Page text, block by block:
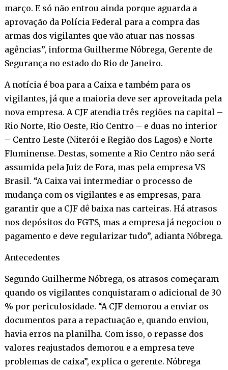
março. E só não entrou ainda porque aguarda a
aprovação da Polícia Federal para a compra das
armas dos vigilantes que vão atuar nas nossas
agências”, informa Guilherme Nóbrega, Gerente de
Segurança no estado do Rio de Janeiro.
A notícia é boa para a Caixa e também para os
vigilantes, já que a maioria deve ser aproveitada pela
nova empresa. A CJF atendia três regiões na capital –
Rio Norte, Rio Oeste, Rio Centro – e duas no interior
– Centro Leste (Niterói e Região dos Lagos) e Norte
Fluminense. Destas, somente a Rio Centro não será
assumida pela Juiz de Fora, mas pela empresa VS
Brasil. “A Caixa vai intermediar o processo de
mudança com os vigilantes e as empresas, para
garantir que a CJF dê baixa nas carteiras. Há atrasos
nos depósitos do FGTS, mas a empresa já negociou o
pagamento e deve regularizar tudo”, adianta Nóbrega.
Antecedentes
Segundo Guilherme Nóbrega, os atrasos começaram
quando os vigilantes conquistaram o adicional de 30
% por periculosidade. “A CJF demorou a enviar os
documentos para a repactuação e, quando enviou,
havia erros na planilha. Com isso, o repasse dos
valores reajustados demorou e a empresa teve
problemas de caixa”, explica o gerente. Nóbrega